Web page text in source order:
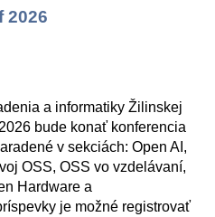
2026
a informatiky Žilinskej
bude konať konferencia
v sekciách: Open AI,
OSS, OSS vo vzdelávaní,
Hardware a
je možné registrovať